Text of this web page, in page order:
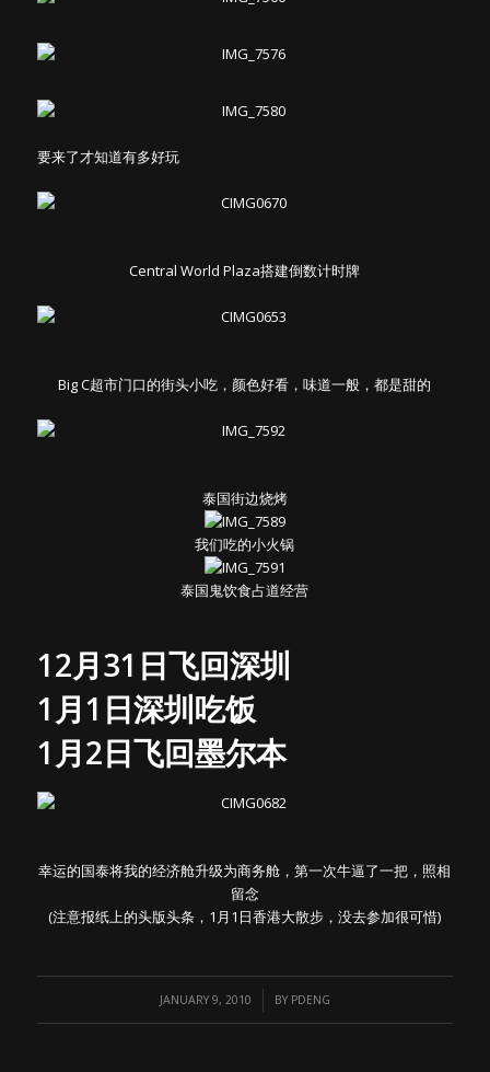
要来了才知道有多好玩
Central World Plaza搭建倒数计时牌
Big C超市门口的街头小吃，颜色好看，味道一般，都是甜的
泰国街边烧烤
我们吃的小火锅
泰国鬼饮食占道经营
12月31日飞回深圳
1月1日深圳吃饭
1月2日飞回墨尔本
幸运的国泰将我的经济舱升级为商务舱，第一次牛逼了一把，照相
留念
(注意报纸上的头版头条，1月1日香港大散步，没去参加很可惜)
JANUARY 9, 2010
/ BY PDENG